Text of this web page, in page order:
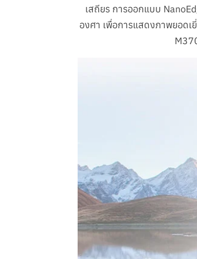
เสถียร การออกแบบ
องศา เพื่อการแสดงภาพยอดเ